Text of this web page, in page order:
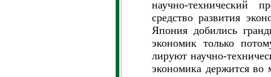
научно-технический
средство развития
Япония добились
экономик только
лируют научно-
экономика держится